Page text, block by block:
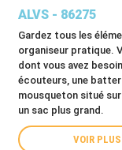
ALVS - 86275
Gardez tous les
organiseur pratique.
dont vous avez
écouteurs, une
mousqueton situé
un sac plus grand.
VOIR PLUS